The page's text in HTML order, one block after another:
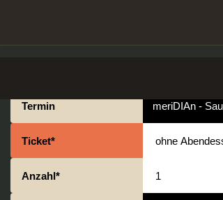
Termin
Ticket*
Anzahl*